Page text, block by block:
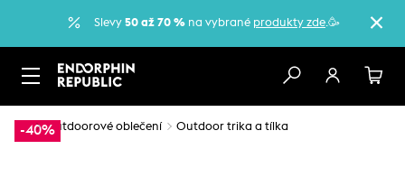
Slevy 50 až 70 % na vybrané produkty zde.🥳
-40%
… Outdoorové oblečení Outdoor trika a tílka